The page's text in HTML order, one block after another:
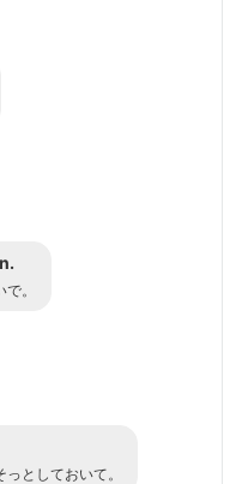
。
としておいて。